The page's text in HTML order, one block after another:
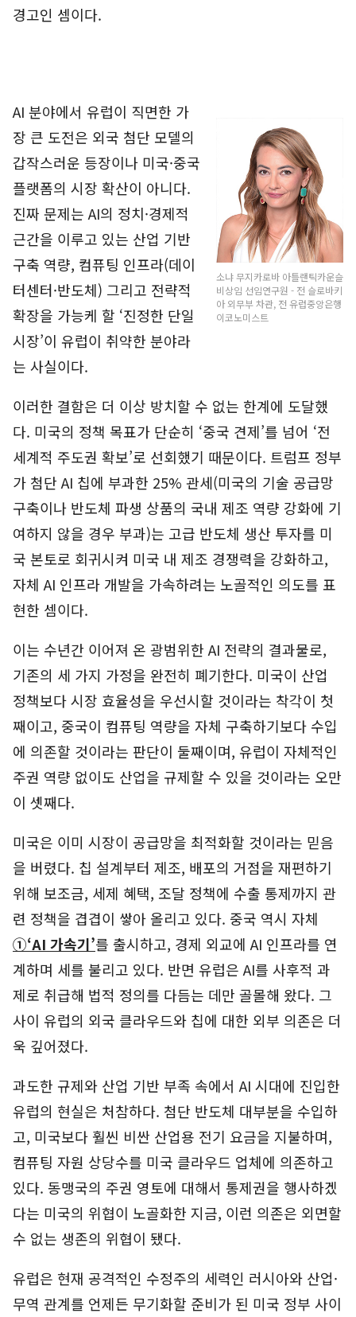
경고인 셈이다.
소냐 무지카로바 아틀랜틱카운슬
비상임 선임연구원 - 전 슬로바키
아 외무부 차관, 전 유럽중앙은행
이코노미스트
AI 분야에서 유럽이 직면한 가
장 큰 도전은 외국 첨단 모델의
갑작스러운 등장이나 미국·중국
플랫폼의 시장 확산이 아니다.
진짜 문제는 AI의 정치·경제적
근간을 이루고 있는 산업 기반
구축 역량, 컴퓨팅 인프라(데이
터센터·반도체) 그리고 전략적
확장을 가능케 할 ‘진정한 단일
시장’이 유럽이 취약한 분야라
는 사실이다.
이러한 결함은 더 이상 방치할 수 없는 한계에 도달했
다. 미국의 정책 목표가 단순히 ‘중국 견제’를 넘어 ‘전
세계적 주도권 확보’로 선회했기 때문이다. 트럼프 정부
가 첨단 AI 칩에 부과한 25% 관세(미국의 기술 공급망
구축이나 반도체 파생 상품의 국내 제조 역량 강화에 기
여하지 않을 경우 부과)는 고급 반도체 생산 투자를 미
국 본토로 회귀시켜 미국 내 제조 경쟁력을 강화하고,
자체 AI 인프라 개발을 가속하려는 노골적인 의도를 표
현한 셈이다.
이는 수년간 이어져 온 광범위한 AI 전략의 결과물로,
기존의 세 가지 가정을 완전히 폐기한다. 미국이 산업
정책보다 시장 효율성을 우선시할 것이라는 착각이 첫
째이고, 중국이 컴퓨팅 역량을 자체 구축하기보다 수입
에 의존할 것이라는 판단이 둘째이며, 유럽이 자체적인
주권 역량 없이도 산업을 규제할 수 있을 것이라는 오만
이 셋째다.
미국은 이미 시장이 공급망을 최적화할 것이라는 믿음
을 버렸다. 칩 설계부터 제조, 배포의 거점을 재편하기
위해 보조금, 세제 혜택, 조달 정책에 수출 통제까지 관
련 정책을 겹겹이 쌓아 올리고 있다. 중국 역시 자체
①‘AI 가속기’를 출시하고, 경제 외교에 AI 인프라를 연
계하며 세를 불리고 있다. 반면 유럽은 AI를 사후적 과
제로 취급해 법적 정의를 다듬는 데만 골몰해 왔다. 그
사이 유럽의 외국 클라우드와 칩에 대한 외부 의존은 더
욱 깊어졌다.
과도한 규제와 산업 기반 부족 속에서 AI 시대에 진입한
유럽의 현실은 처참하다. 첨단 반도체 대부분을 수입하
고, 미국보다 훨씬 비싼 산업용 전기 요금을 지불하며,
컴퓨팅 자원 상당수를 미국 클라우드 업체에 의존하고
있다. 동맹국의 주권 영토에 대해서 통제권을 행사하겠
다는 미국의 위협이 노골화한 지금, 이런 의존은 외면할
수 없는 생존의 위협이 됐다.
유럽은 현재 공격적인 수정주의 세력인 러시아와 산업·
무역 관계를 언제든 무기화할 준비가 된 미국 정부 사이